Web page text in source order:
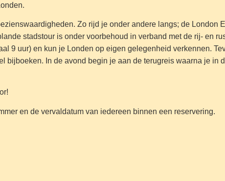
Zo rijd je onder andere langs; de London
stadstour is onder voorbehoud in verband met de rij- en
9 uur) en kun je Londen op eigen gelegenheid verkennen.
In de avond begin je aan de terugreis waarna je in
en de vervaldatum van iedereen binnen een reservering.